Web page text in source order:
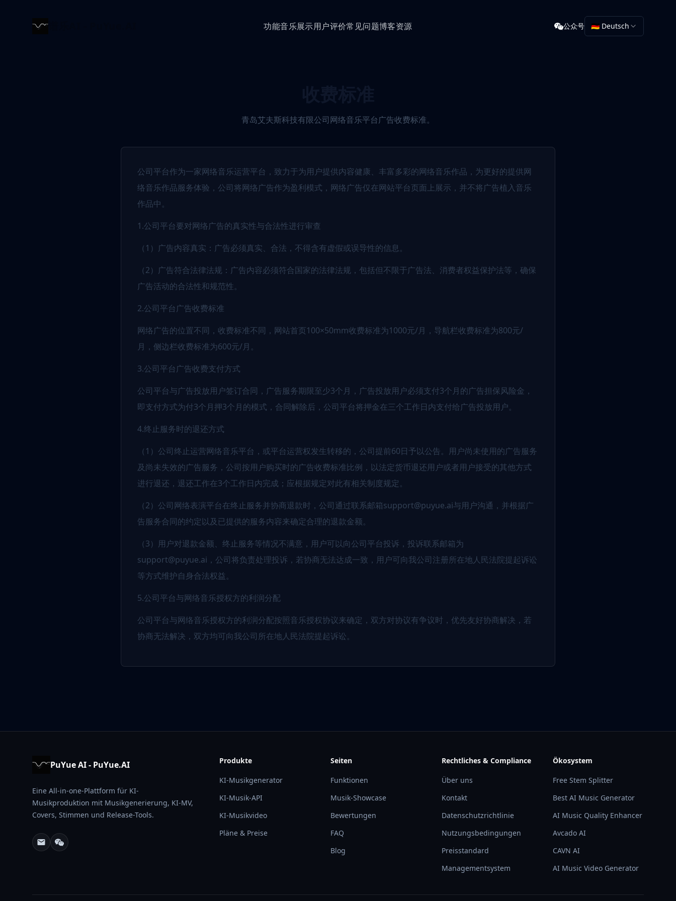
功能音乐展示用户评价常见问题博客资源 公众号 🇩🇪 Deutsch
青岛艾夫斯科技有限公司网络音乐平台广告收费标准。
公司平台作为一家网络音乐运营平台，致力于为用户提供内容健康、丰富多彩的网络音乐作品，为更好的提供网
络音乐作品服务体验，公司将网络广告作为盈利模式，网络广告仅在网站平台页面上展示，并不将广告植入音乐
作品中。
1.公司平台要对网络广告的真实性与合法性进行审查
（1）广告内容真实：广告必须真实、合法，不得含有虚假或误导性的信息。
（2）广告符合法律法规：广告内容必须符合国家的法律法规，包括但不限于广告法、消费者权益保护法等，确保
广告活动的合法性和规范性。
2.公司平台广告收费标准
网络广告的位置不同，收费标准不同，网站首页100×50mm收费标准为1000元/月，导航栏收费标准为800元/
月，侧边栏收费标准为600元/月。
3.公司平台广告收费支付方式
公司平台与广告投放用户签订合同，广告服务期限至少3个月，广告投放用户必须支付3个月的广告担保风险金，
即支付方式为付3个月押3个月的模式，合同解除后，公司平台将押金在三个工作日内支付给广告投放用户。
4.终止服务时的退还方式
（1）公司终止运营网络音乐平台，或平台运营权发生转移的，公司提前60日予以公告。用户尚未使用的广告服务
及尚未失效的广告服务，公司按用户购买时的广告收费标准比例，以法定货币退还用户或者用户接受的其他方式
进行退还，退还工作在3个工作日内完成；应根据规定对此有相关制度规定。
（2）公司网络表演平台在终止服务并协商退款时，公司通过联系邮箱support@puyue.ai与用户沟通，并根据广
告服务合同的约定以及已提供的服务内容来确定合理的退款金额。
（3）用户对退款金额、终止服务等情况不满意，用户可以向公司平台投诉，投诉联系邮箱为
support@puyue.ai，公司将负责处理投诉，若协商无法达成一致，用户可向我公司注册所在地人民法院提起诉讼
等方式维护自身合法权益。
5.公司平台与网络音乐授权方的利润分配
公司平台与网络音乐授权方的利润分配按照音乐授权协议来确定，双方对协议有争议时，优先友好协商解决，若
协商无法解决，双方均可向我公司所在地人民法院提起诉讼。
PuYue AI - PuYue.AI
Eine All-in-one-Plattform für KI-
Musikproduktion mit Musikgenerierung, KI-MV,
Covers, Stimmen und Release-Tools.
Produkte
KI-Musikgenerator
KI-Musik-API
KI-Musikvideo
Pläne & Preise
Seiten
Funktionen
Musik-Showcase
Bewertungen
FAQ
Blog
Rechtliches & Compliance
Über uns
Kontakt
Datenschutzrichtlinie
Nutzungsbedingungen
Preisstandard
Managementsystem
Ökosystem
Free Stem Splitter
Best AI Music Generator
AI Music Quality Enhancer
Avcado AI
CAVN AI
AI Music Video Generator